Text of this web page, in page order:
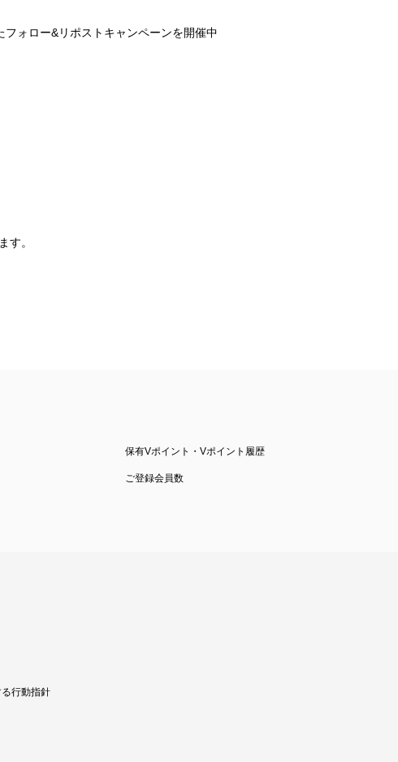
ォロー&リポストキャンペーンを開催中
す。
保有Vポイント・Vポイント履歴
ご登録会員数
行動指針